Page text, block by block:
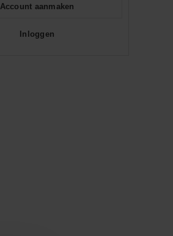
Account aanmaken
Inloggen